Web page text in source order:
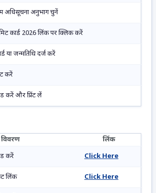
अधिसूचना अनुभाग चुनें
कार्ड 2026 लिंक पर क्लिक करें
या जन्मतिथि दर्ज करें
करें
करें और प्रिंट लें
विवरण
लिंक
करें
Click Here
लिंक Click Here